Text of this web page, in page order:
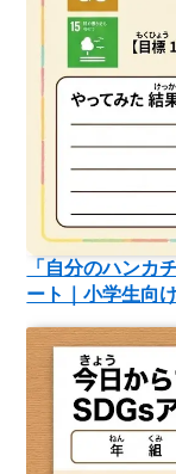
「自分のハンカ
ート｜小学生向